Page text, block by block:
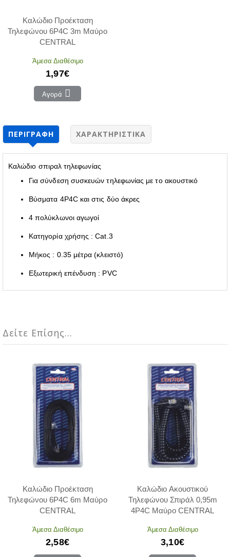
Καλώδιο Προέκταση
Τηλεφώνου 6P4C 3m Μαύρο
CENTRAL
Άμεσα Διαθέσιμο
1,97€
Αγορά
ΠΕΡΙΓΡΑΦΉ ΧΑΡΑΚΤΗΡΙΣΤΙΚΆ
Καλώδιο σπιραλ τηλεφωνίας
Για σύνδεση συσκευών τηλεφωνίας με το ακουστικό
Βύσματα 4P4C και στις δύο άκρες
4 πολύκλωνοι αγωγοί
Κατηγορία χρήσης : Cat.3
Μήκος : 0.35 μέτρα (κλειστό)
Εξωτερική επένδυση : PVC
Δείτε Επίσης...
Καλώδιο Προέκταση
Τηλεφώνου 6P4C 6m Μαύρο
CENTRAL
Άμεσα Διαθέσιμο
2,58€
Καλώδιο Ακουστικού
Τηλεφώνου Σπιράλ 0,95m
4P4C Μαύρο CENTRAL
Άμεσα Διαθέσιμο
3,10€